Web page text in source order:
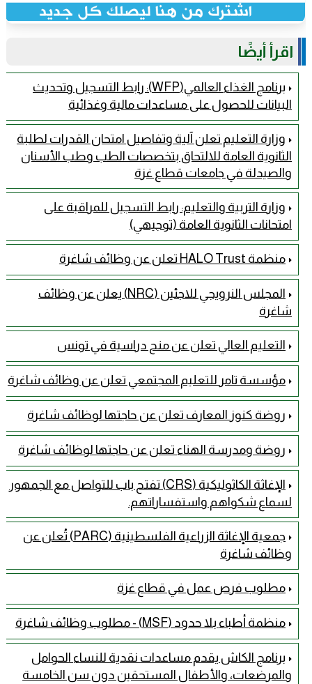
اقرأ أيضًا
برنامج الغذاء العالمي(WFP): رابط التسجيل وتحديث
البيانات للحصول على مساعدات مالية وغذائية
وزارة التعليم تعلن آلية وتفاصيل امتحان القدرات لطلبة
الثانوية العامة للالتحاق بتخصصات الطب وطب الأسنان
والصيدلة في جامعات قطاع غزة
وزارة التربية والتعليم: رابط التسجيل للمراقبة على
امتحانات الثانوية العامة (توجيهي)
منظمة HALO Trust تعلن عن وظائف شاغرة
المجلس النرويجي للاجئين (NRC) يعلن عن وظائف
شاغرة
التعليم العالي تعلن عن منح دراسية في تونس
مؤسسة تامر للتعليم المجتمعي تعلن عن وظائف شاغرة
روضة كنوز المعارف تعلن عن حاجتها لوظائف شاغرة
روضة ومدرسة الهناء تعلن عن حاجتها لوظائف شاغرة
الإغاثة الكاثوليكية (CRS) تفتح باب للتواصل مع الجمهور
لسماع شكواهم واستفساراتهم.
جمعية الإغاثة الزراعية الفلسطينية (PARC) تُعلن عن
وظائف شاغرة
مطلوب فرص عمل في قطاع غزة
منظمة أطباء بلا حدود (MSF) - مطلوب وظائف شاغرة
برنامج الكاش يقدم مساعدات نقدية للنساء الحوامل
والمرضعات، والأطفال المستحقين دون سن الخامسة